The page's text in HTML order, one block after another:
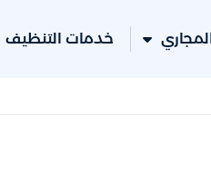
خدمات التنظيف